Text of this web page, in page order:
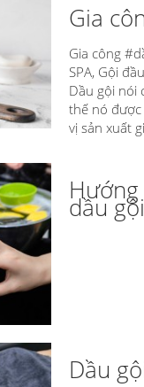
Gia
Gia công
SPA, Gội
Dầu gội nói
thế nó
vị sản xuất
dầu
Dầu